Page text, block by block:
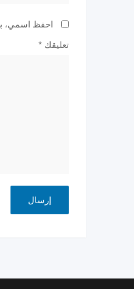
احفظ اسمي،
تعليقك *